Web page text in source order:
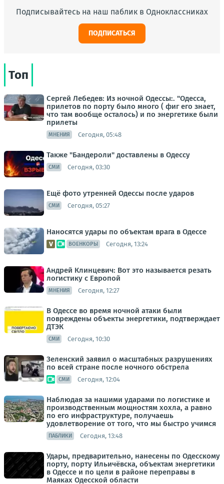
Подписывайтесь на наш паблик в Одноклассниках
ПОДПИСАТЬСЯ
Топ
Сергей Лебедев: Из ночной Одессы:. "Одесса,
прилетов по порту было много ( фиг его знает,
что там вообще осталось) и по энергетике были
прилеты
МНЕНИЯ Сегодня, 05:48
Также "Бандероли" доставлены в Одессу
СМИ Сегодня, 03:30
Ещё фото утренней Одессы после ударов
СМИ Сегодня, 05:27
Наносятся удары по объектам врага в Одессе
ВОЕНКОРЫ Сегодня, 13:24
Андрей Клинцевич: Вот это называется резать
логистику с Европой
МНЕНИЯ Сегодня, 12:27
В Одессе во время ночной атаки были
повреждены объекты энергетики, подтверждает
ДТЭК
СМИ Сегодня, 10:30
Зеленский заявил о масштабных разрушениях
по всей стране после ночного обстрела
СМИ Сегодня, 12:04
Наблюдая за нашими ударами по логистике и
производственным мощностям хохла, а равно
по его инфраструктуре, получаешь
удовлетворение от того, что мы быстро учимся
ПАБЛИКИ Сегодня, 13:48
Удары, предварительно, нанесены по Одесскому
порту, порту Ильичёвска, объектам энергетики
в Одессе и по цели в районе переправы в
Маяках Одесской области